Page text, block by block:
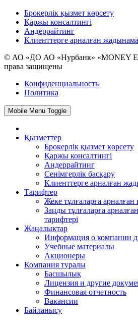
Брокерлік қызмет көрсету
Қаржы консалтингі
Андеррайтинг
Клиенттерге арналған жадынама
© АО «ДО АО «Нурбанк» «MONEY
права защищены
Конфиденциальность
Политика
Mobile Menu Toggle
Қызметтер
Брокерлік қызмет көрсету
Қаржы консалтингі
Андеррайтинг
Сенімгерлік басқару
Клиенттерге арналған
Тарифтер
Жеке тұлғаларға арналған
Заңды тұлғаларға
тарифтері
Жаңалықтар
Информация о компании
Учебные материалы
Акционеры
Компания туралы
Басшылық
Лицензия и другие
Финансовая отчетность
Вакансии
Байланысу